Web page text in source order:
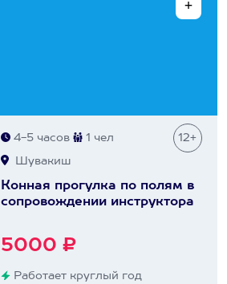
4-5 часов 1 чел 12+
Шувакиш
Конная прогулка по полям в
сопровождении инструктора
5000 ₽
Работает круглый год